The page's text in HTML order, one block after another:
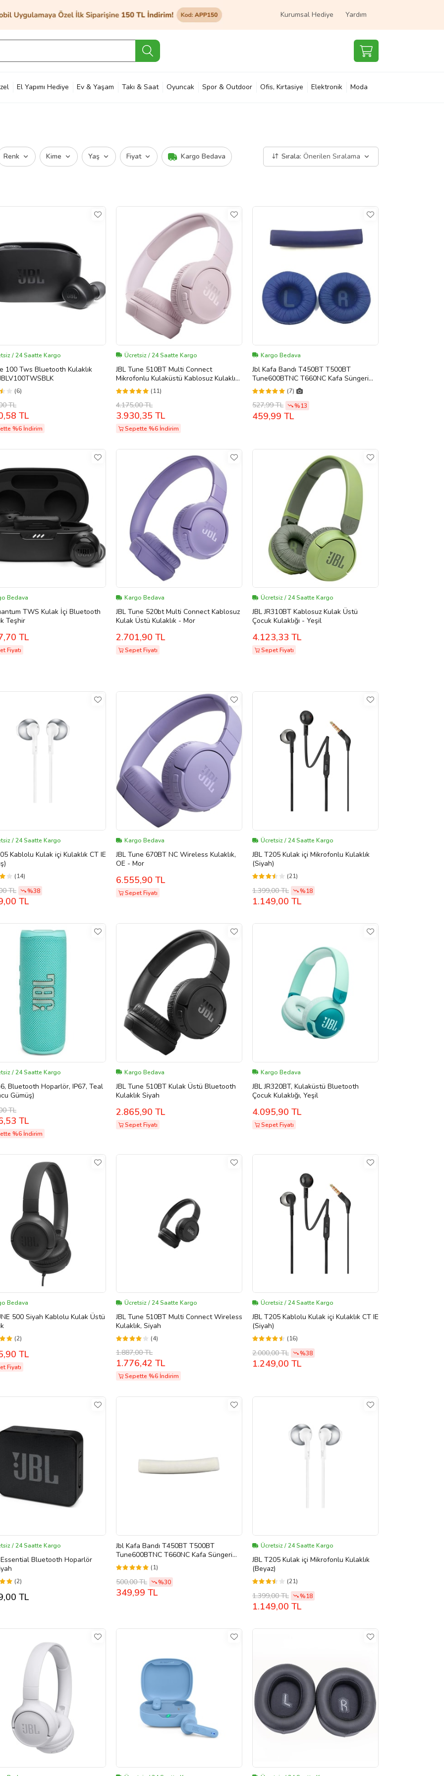
Kurumsal Hediye Yardım
El Yapımı Hediye Ev & Yaşam Takı & Saat Oyuncak Spor & Outdoor Ofis, Kırtasiye Elektronik Moda
Renk Kime Yaş Fiyat Kargo Bedava Sırala: Önerilen Sıralama
/ 24 Saatte Kargo
100 Tws Bluetooth Kulaklık
(6)
TL
TL
%6 İndirim
Ücretsiz / 24 Saatte Kargo
JBL Tune 510BT Multi Connect
Mikrofonlu Kulaküstü Kablosuz Kulaklık
Pembe
(11)
4.175,00 TL
3.930,35 TL
Sepette %6 İndirim
Kargo Bedava
Jbl Kafa Bandı T450BT T500BT
Tune600BTNC T660NC Kafa Süngeri
Kafa Bandı Jbl 450 500 510 Kafa Pedi
Headband (Mavi)
(7)
527,99 TL %13
459,99 TL
Bedava
TWS Kulak İçi Bluetooth
Teşhir
TL
Fiyatı
Kargo Bedava
JBL Tune 520bt Multi Connect Kablosuz
Kulak Üstü Kulaklık - Mor
2.701,90 TL
Sepet Fiyatı
Ücretsiz / 24 Saatte Kargo
JBL JR310BT Kablosuz Kulak Üstü
Çocuk Kulaklığı - Yeşil
4.123,33 TL
Sepet Fiyatı
/ 24 Saatte Kargo
Kablolu Kulak içi Kulaklık CT IE
(14)
TL %38
TL
Kargo Bedava
JBL Tune 670BT NC Wireless Kulaklık,
OE - Mor
6.555,90 TL
Sepet Fiyatı
Ücretsiz / 24 Saatte Kargo
JBL T205 Kulak içi Mikrofonlu Kulaklık
(Siyah)
(21)
1.399,00 TL %18
1.149,00 TL
/ 24 Saatte Kargo
Bluetooth Hoparlör, IP67, Teal
Gümüş)
TL
TL
%6 İndirim
Kargo Bedava
JBL Tune 510BT Kulak Üstü Bluetooth
Kulaklık Siyah
2.865,90 TL
Sepet Fiyatı
Kargo Bedava
JBL JR320BT, Kulaküstü Bluetooth
Çocuk Kulaklığı, Yeşil
4.095,90 TL
Sepet Fiyatı
Bedava
500 Siyah Kablolu Kulak Üstü
(2)
TL
Fiyatı
Ücretsiz / 24 Saatte Kargo
JBL Tune 510BT Multi Connect Wireless
Kulaklık, Siyah
(4)
1.887,00 TL
1.776,42 TL
Sepette %6 İndirim
Ücretsiz / 24 Saatte Kargo
JBL T205 Kablolu Kulak içi Kulaklık CT IE
(Siyah)
(16)
2.000,00 TL %38
1.249,00 TL
/ 24 Saatte Kargo
Essential Bluetooth Hoparlör
(2)
TL
Jbl Kafa Bandı T450BT T500BT
Tune600BTNC T660NC Kafa Süngeri
Kafa Bandı Jbl 450 500 510 Kafa Pedi
Headband (Beyaz)
(1)
500,00 TL %30
349,99 TL
Ücretsiz / 24 Saatte Kargo
JBL T205 Kulak içi Mikrofonlu Kulaklık
(Beyaz)
(21)
1.399,00 TL %18
1.149,00 TL